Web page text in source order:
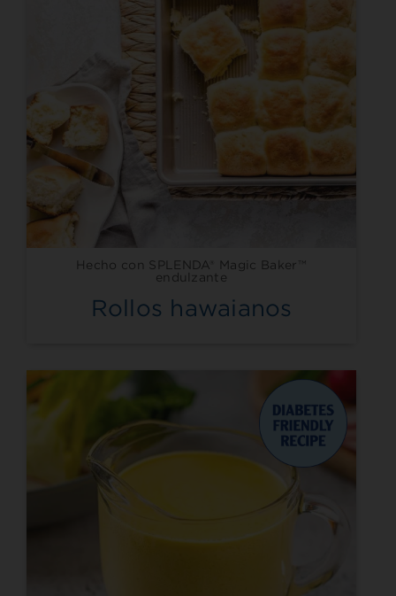
Hecho con SPLENDA® Magic Baker™
endulzante
Rollos hawaianos